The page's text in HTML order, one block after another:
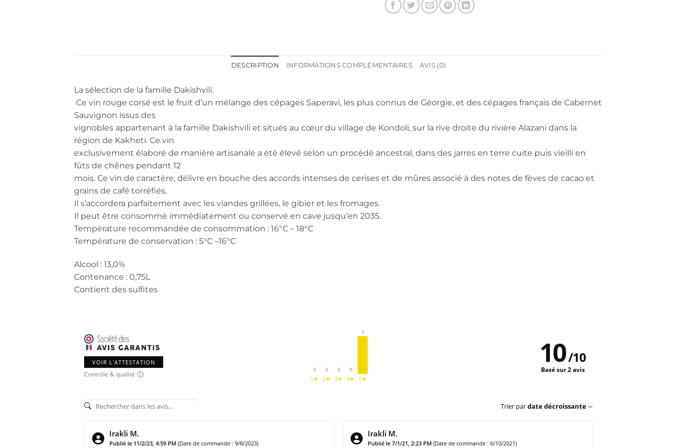
DESCRIPTION INFORMATIONS COMPLÉMENTAIRES AVIS (0)
La sélection de la famille Dakishvili.
Ce vin rouge corsé est le fruit d’un mélange des cépages Saperavi, les plus connus de Géorgie, et des cépages français de Cabernet
Sauvignon issus des
vignobles appartenant à la famille Dakishvili et situés au cœur du village de Kondoli, sur la rive droite du rivière Alazani dans la
région de Kakheti. Ce vin
exclusivement élaboré de manière artisanale a été élevé selon un procédé ancestral, dans des jarres en terre cuite puis vieilli en
fûts de chênes pendant 12
mois. Ce vin de caractère, délivre en bouche des accords intenses de cerises et de mûres associé à des notes de fèves de cacao et
grains de café torréfiés.
Il s’accordera parfaitement avec les viandes grillées, le gibier et les fromages.
Il peut être consommé immédiatement ou conservé en cave jusqu’en 2035.
Température recommandée de consommation : 16°C – 18°C
Température de conservation : 5°C –16°C
Alcool : 13,0%
Contenance : 0,75L
Contient des sulfites
VOIR L'ATTESTATION
Contrôle & qualité
0
1★
0
2★
0
3★
0
4★
2
5★
10/10
Basé sur 2 avis
Trier pardate décroissante
Irakli M.
Publié le 11/2/23, 4:59 PM (Date de commande : 9/8/2023)
Irakli M.
Publié le 7/1/21, 2:23 PM (Date de commande : 6/10/2021)